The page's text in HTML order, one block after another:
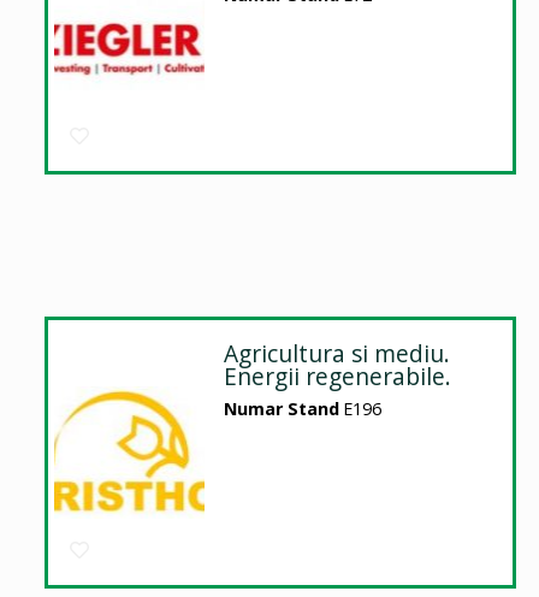
Agricultura si mediu.
Energii regenerabile.
Numar Stand E196